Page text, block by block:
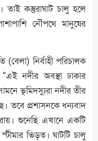
তাই কস্তুরাঘাট চালু হলে
নৌপথে মানুষের
নির্বাহী পরিচালক
নদীর অবস্থা ঢাকার
ভূমিদস্যুরা নদীর তীর
তবে প্রশাসনকে ধন্যবাদ
শুনেছি এখানে একটি
ভিড়ত। ঘাটটি চালু